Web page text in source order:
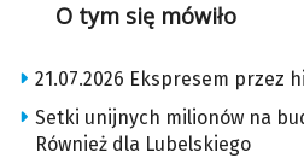
O tym się mówiło
21.07.2026 Ekspresem przez
Setki unijnych milionów na
Również dla Lubelskiego